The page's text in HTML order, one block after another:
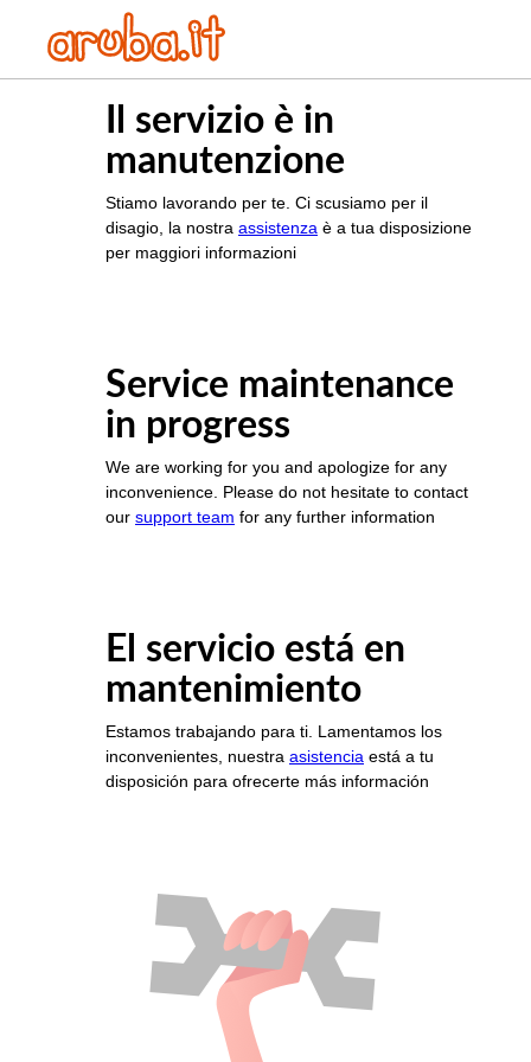
Il servizio è in
manutenzione
Stiamo lavorando per te. Ci scusiamo per il
disagio, la nostra assistenza è a tua disposizione
per maggiori informazioni
Service maintenance
in progress
We are working for you and apologize for any
inconvenience. Please do not hesitate to contact
our support team for any further information
El servicio está en
mantenimiento
Estamos trabajando para ti. Lamentamos los
inconvenientes, nuestra asistencia está a tu
disposición para ofrecerte más información